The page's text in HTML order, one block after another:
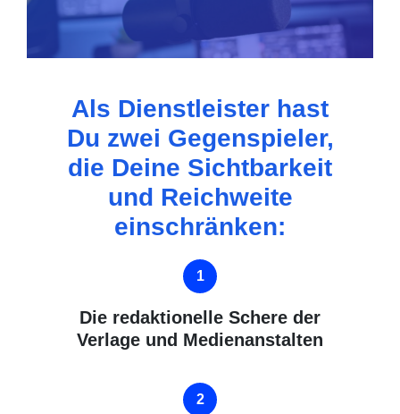
Als Dienstleister hast
Du zwei Gegenspieler,
die Deine Sichtbarkeit
und Reichweite
einschränken:
Die redaktionelle Schere der
Verlage und Medienanstalten